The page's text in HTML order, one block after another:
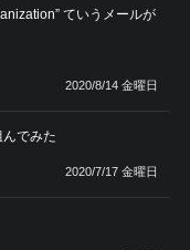
ていうメールが
2020/8/14 金曜日
でみた
2020/7/17 金曜日